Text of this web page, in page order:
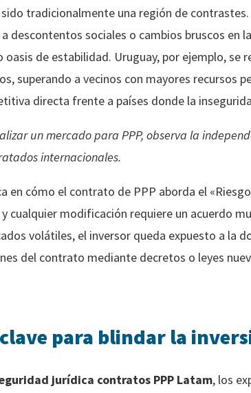
tradicionalmente una región de
descontentos sociales o cambios bruscos en
oasis de estabilidad. Uruguay, por ejemplo, se
superando a vecinos con mayores recursos
directa frente a países donde la
un mercado para PPP, observa la
internacionales.
en cómo el contrato de PPP aborda el
cualquier modificación requiere un acuerdo
volátiles, el inversor queda expuesto a la
del contrato mediante decretos o leyes
para blindar la
jurídica contratos PPP Latam, los